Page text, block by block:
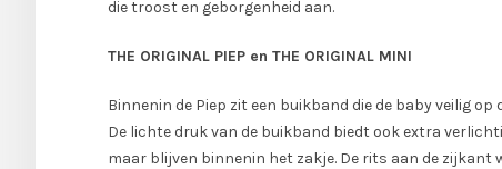
die troost en geborgenheid aan.
THE ORIGINAL PIEP en THE ORIGINAL MINI
Binnenin de Piep zit een buikband die de baby veilig
De lichte druk van de buikband biedt ook extra
maar blijven binnenin het zakje. De rits aan de